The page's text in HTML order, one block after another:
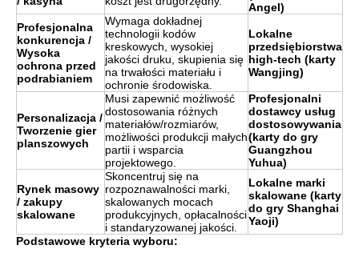
Angel)
Profesjonalna
konkurencja /
Wysoka
ochrona przed
podrabianiem
Wymaga dokładnej
technologii kodów
kreskowych, wysokiej
jakości druku, skupienia się
na trwałości materiału i
ochronie środowiska.
Lokalne
przedsiębiorstwa
high-tech (karty
Wangjing)
Personalizacja /
Tworzenie gier
planszowych
Musi zapewnić możliwość
dostosowania różnych
materiałów/rozmiarów,
możliwości produkcji małych
partii i wsparcia
projektowego.
Profesjonalni
dostawcy usług
dostosowywania
(karty do gry
Guangzhou
Yuhua)
Rynek masowy
/ zakupy
skalowane
Skoncentruj się na
rozpoznawalności marki,
skalowanych mocach
produkcyjnych, opłacalności
i standaryzowanej jakości.
Lokalne marki
skalowane (karty
do gry Shanghai
Yaoji)
Podstawowe kryteria wyboru: